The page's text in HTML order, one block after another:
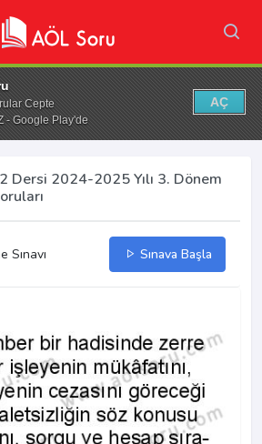
Cepte
- Google Play'de
AÇ
Dersi 2024-2025 Yılı 3. Dönem
Sınavı Sınava Başla